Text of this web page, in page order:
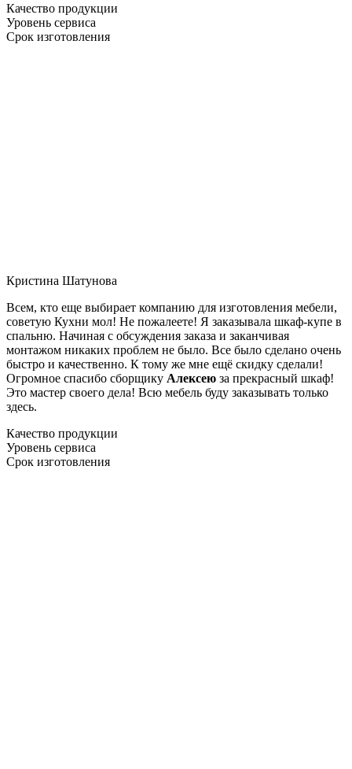
Качество продукции
Уровень сервиса
Срок изготовления
Кристина Шатунова
Всем, кто еще выбирает компанию для изготовления мебели,
советую Кухни мол! Не пожалеете! Я заказывала шкаф-купе в
спальню. Начиная с обсуждения заказа и заканчивая
монтажом никаких проблем не было. Все было сделано очень
быстро и качественно. К тому же мне ещё скидку сделали!
Огромное спасибо сборщику Алексею за прекрасный шкаф!
Это мастер своего дела! Всю мебель буду заказывать только
здесь.
Качество продукции
Уровень сервиса
Срок изготовления